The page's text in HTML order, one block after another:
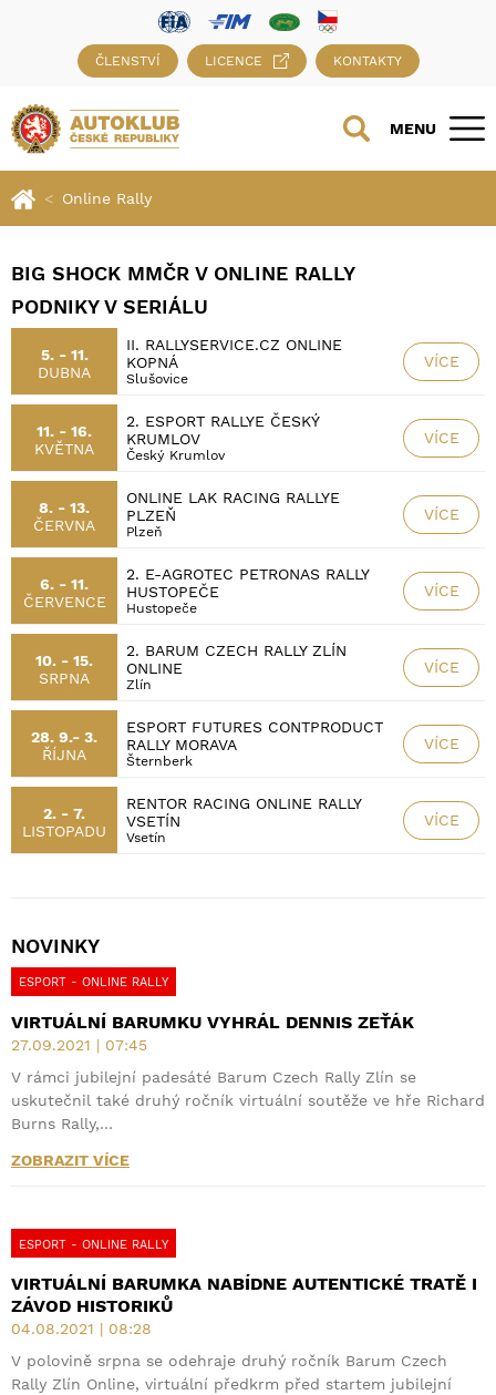
ČLENSTVÍ LICENCE KONTAKTY
MENU
Online Rally
BIG SHOCK MMČR V ONLINE RALLY
PODNIKY V SERIÁLU
5. - 11.
DUBNA
II. RALLYSERVICE.CZ ONLINE
KOPNÁ
Slušovice
VÍCE
11. - 16.
KVĚTNA
2. ESPORT RALLYE ČESKÝ
KRUMLOV
Český Krumlov
VÍCE
8. - 13.
ČERVNA
ONLINE LAK RACING RALLYE
PLZEŇ
Plzeň
VÍCE
6. - 11.
ČERVENCE
2. E-AGROTEC PETRONAS RALLY
HUSTOPEČE
Hustopeče
VÍCE
10. - 15.
SRPNA
2. BARUM CZECH RALLY ZLÍN
ONLINE
Zlín
VÍCE
28. 9.- 3.
ŘÍJNA
ESPORT FUTURES CONTPRODUCT
RALLY MORAVA
Šternberk
VÍCE
2. - 7.
LISTOPADU
RENTOR RACING ONLINE RALLY
VSETÍN
Vsetín
VÍCE
NOVINKY
ESPORT - ONLINE RALLY
VIRTUÁLNÍ BARUMKU VYHRÁL DENNIS ZEŤÁK
27.09.2021 | 07:45
V rámci jubilejní padesáté Barum Czech Rally Zlín se
uskutečnil také druhý ročník virtuální soutěže ve hře Richard
Burns Rally,…
ZOBRAZIT VÍCE
ESPORT - ONLINE RALLY
VIRTUÁLNÍ BARUMKA NABÍDNE AUTENTICKÉ TRATĚ I
ZÁVOD HISTORIKŮ
04.08.2021 | 08:28
V polovině srpna se odehraje druhý ročník Barum Czech
Rally Zlín Online, virtuální předkrm před startem jubilejní